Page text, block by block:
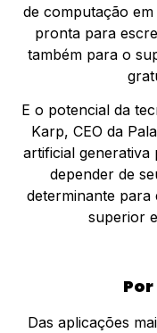
de computação
pronta para
também para o
E o potencial da
Karp, CEO da
artificial generativa
depender de
determinante para
superior
Das aplicações